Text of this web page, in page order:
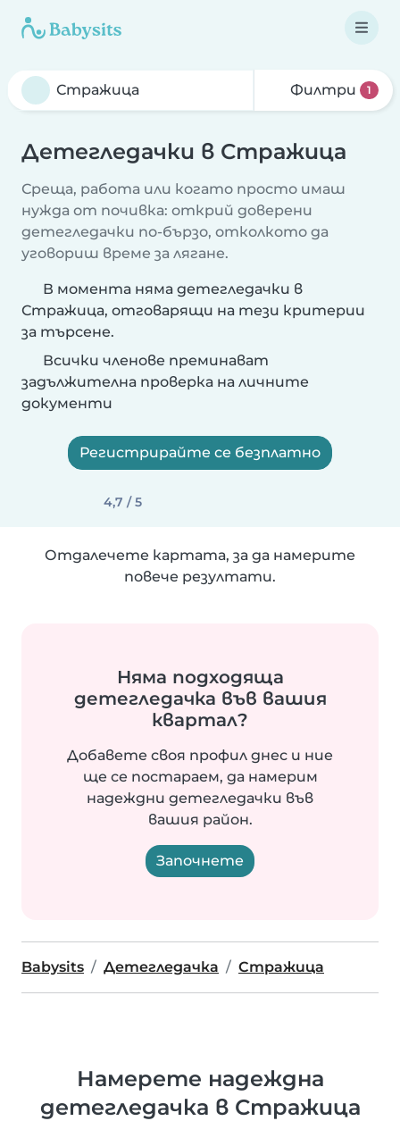
Филтри 1
Детегледачки в Стражица
Среща, работа или когато просто имаш
нужда от почивка: открий доверени
детегледачки по-бързо, отколкото да
уговориш време за лягане.
В момента няма детегледачки в
Стражица, отговарящи на тези критерии
за търсене.
Всички членове преминават
задължителна проверка на личните
документи
Регистрирайте се безплатно
4,7 / 5
Отдалечете картата, за да намерите
повече резултати.
Няма подходяща
детегледачка във вашия
квартал?
Добавете своя профил днес и ние
ще се постараем, да намерим
надеждни детегледачки във
вашия район.
Започнете
Babysits Детегледачка Стражица
Намерете надеждна
детегледачка в Стражица